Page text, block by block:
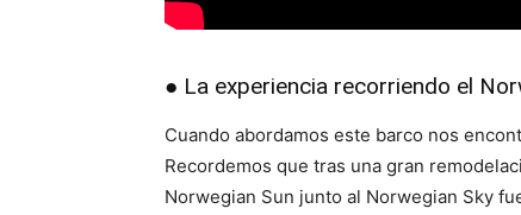
● La experiencia recorriendo el
Cuando abordamos este barco nos
Recordemos que tras una gran
Norwegian Sun junto al Norwegian Sky